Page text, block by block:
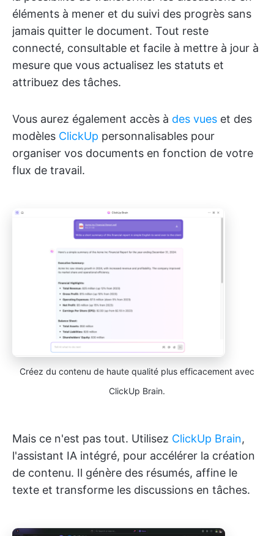
éléments à mener et du suivi des progrès sans
jamais quitter le document. Tout reste
connecté, consultable et facile à mettre à jour à
mesure que vous actualisez les statuts et
attribuez des tâches.
Vous aurez également accès à des vues et des
modèles ClickUp personnalisables pour
organiser vos documents en fonction de votre
flux de travail.
Créez du contenu de haute qualité plus efficacement avec
ClickUp Brain.
Mais ce n'est pas tout. Utilisez ClickUp Brain,
l'assistant IA intégré, pour accélérer la création
de contenu. Il génère des résumés, affine le
texte et transforme les discussions en tâches.